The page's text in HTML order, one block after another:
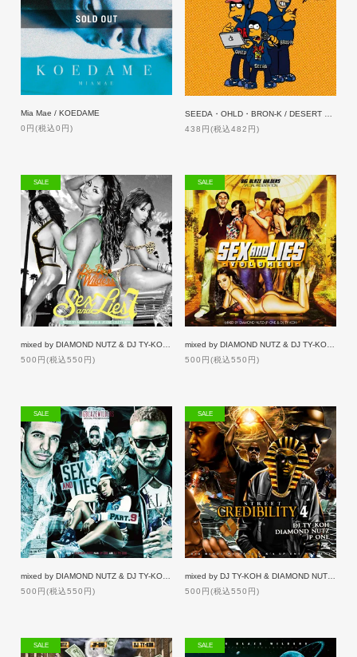
Mia Mae / KOEDAME
0円(税込0円)
438円(税込482円)
SALE
mixed by DIAMOND NUTZ & DJ TY-KOH / SEX & LIES 7 [50%OFF]
500円(税込550円)
SALE
mixed by DIAMOND NUTZ & DJ TY-KOH / SEX & LIES 8 [50%OFF]
500円(税込550円)
SALE
mixed by DIAMOND NUTZ & DJ TY-KOH / SEX & LIES 9 [50%OFF]
500円(税込550円)
SALE
mixed by DJ TY-KOH & DIAMOND NUTZ / STREET CREDIBILITY 4 [50%OFF]
500円(税込550円)
SALE SALE